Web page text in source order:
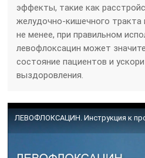
эффекты, такие как
желудочно-кишечного тракта
не менее, при правильном
левофлоксацин может
состояние пациентов и
выздоровления.